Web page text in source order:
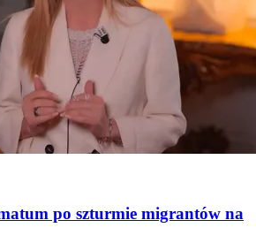
po szturmie migrantów na